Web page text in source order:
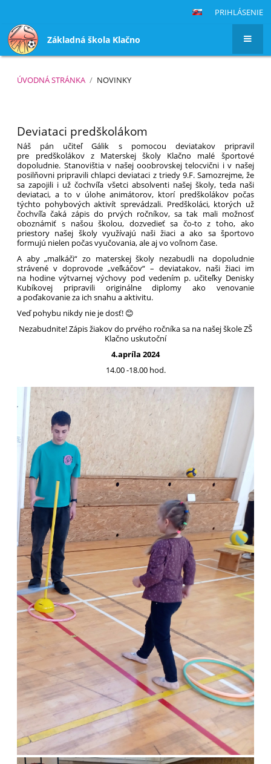
PRIHLÁSENIE
Základná škola Klačno
ÚVODNÁ STRÁNKA / NOVINKY
Deviataci predškolákom
Náš pán učiteľ Gálik s pomocou deviatakov pripravil
pre predškolákov z Materskej školy Klačno malé športové
dopoludnie. Stanovištia v našej ooobrovskej telocvični i v našej
posilňovni pripravili chlapci deviataci z triedy 9.F. Samozrejme, že
sa zapojili i už čochvíľa všetci absolventi našej školy, teda naši
deviataci, a to v úlohe animátorov, ktorí predškolákov počas
týchto pohybových aktivít sprevádzali. Predškoláci, ktorých už
čochvíľa čaká zápis do prvých ročníkov, sa tak mali možnosť
oboznámiť s našou školou, dozvedieť sa čo-to z toho, ako
priestory našej školy využívajú naši žiaci a ako sa športovo
formujú nielen počas vyučovania, ale aj vo voľnom čase.
A aby „malkáči“ zo materskej školy nezabudli na dopoludnie
strávené v doprovode „veľkáčov“ – deviatakov, naši žiaci im
na hodine výtvarnej výchovy pod vedením p. učiteľky Denisky
Kubíkovej pripravili originálne diplomy ako venovanie
a poďakovanie za ich snahu a aktivitu.
Veď pohybu nikdy nie je dosť! 😊
Nezabudnite! Zápis žiakov do prvého ročníka sa na našej škole ZŠ
Klačno uskutoční
4.apríla 2024
14.00 -18.00 hod.